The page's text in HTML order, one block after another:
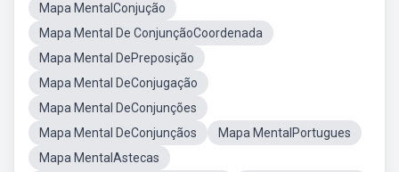
Mapa MentalConjução
Mapa Mental De ConjunçãoCoordenada
Mapa Mental DePreposição
Mapa Mental DeConjugação
Mapa Mental DeConjunções
Mapa Mental DeConjunçãos
Mapa MentalPortugues
Mapa MentalAstecas